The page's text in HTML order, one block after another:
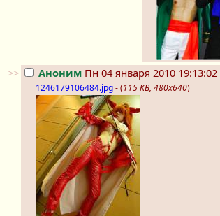
>> Аноним Пн 04 января 2010 19:13:02
1246179106484.jpg- (115 KB, 480x640)